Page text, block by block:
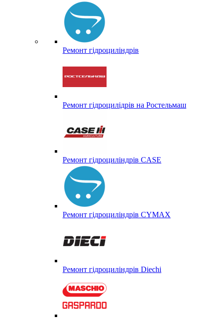
Ремонт гідроциліндрів
Ремонт гідроцилідрів на Ростельмаш
Ремонт гідроциліндрів CASE
Ремонт гідроциліндрів CYMAX
Ремонт гідроциліндрів Diechi